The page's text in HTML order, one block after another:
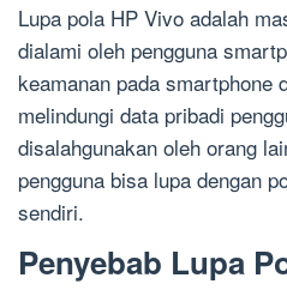
Lupa pola HP Vivo adalah
dialami oleh pengguna
keamanan pada smartphone
melindungi data pribadi
disalahgunakan oleh orang
pengguna bisa lupa dengan
sendiri.
Penyebab Lupa